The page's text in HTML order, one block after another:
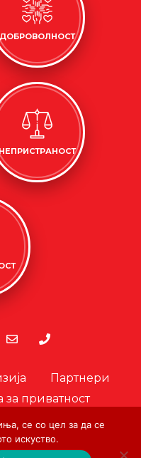
ДОБРОВОЛНОСТ
Партнери
за приватност
податоци
се со цел за да се
искуство.